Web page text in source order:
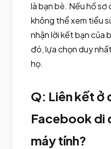
là bạn bè. Nếu hồ
không thể xem tiểu
nhận lời kết bạn của
đó, lựa chọn duy
họ.
Q: Liên kết ở
Facebook di
máy tính?